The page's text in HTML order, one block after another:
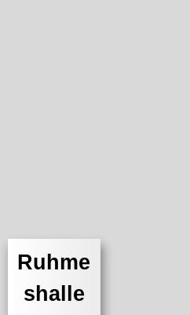
Ruhme
shalle